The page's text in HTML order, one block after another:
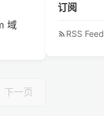
域
下一页
订阅
RSS Feed